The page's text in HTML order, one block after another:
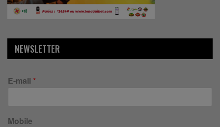
NEWSLETTER
E-mail *
Mobile